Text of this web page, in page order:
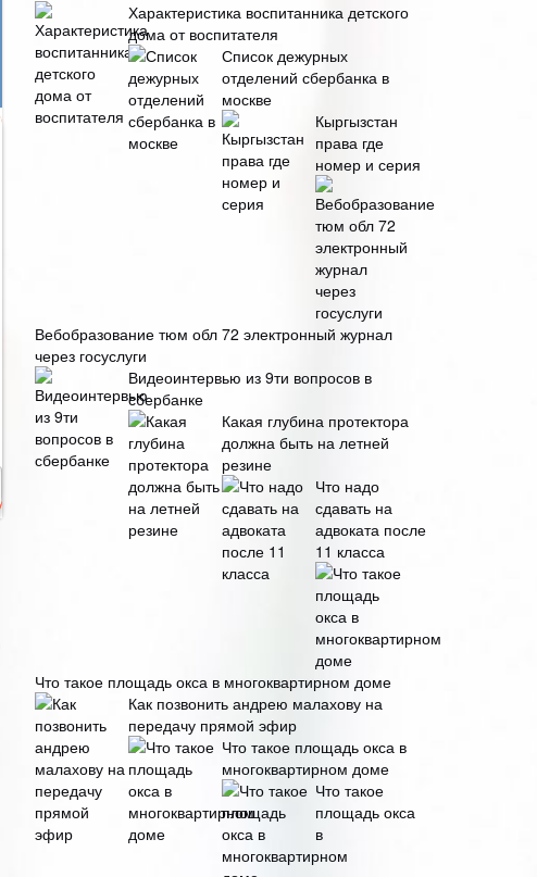
Характеристика воспитанника детского
дома от воспитателя
Список дежурных
отделений сбербанка в
москве
Кыргызстан
права где
номер и серия
Вебобразование тюм обл 72 электронный журнал
через госуслуги
Видеоинтервью из 9ти вопросов в
сбербанке
Какая глубина протектора
должна быть на летней
резине
Что надо
сдавать на
адвоката после
11 класса
Что такое площадь окса в многоквартирном доме
Как позвонить андрею малахову на
передачу прямой эфир
Что такое площадь окса в
многоквартирном доме
Что такое
площадь окса
в